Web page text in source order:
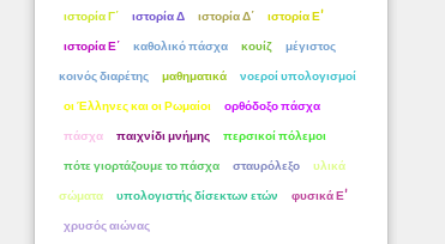
ιστορία Γ΄
ιστορία Δ ιστορία Δ΄
ιστορία Ε'
ιστορία Ε΄
καθολικό πάσχα κουίζ
μέγιστος
κοινός διαρέτης
μαθηματικά
νοεροί υπολογισμοί
οι Έλληνες και οι Ρωμαίοι
ορθόδοξο πάσχα
πάσχα
παιχνίδι μνήμης
περσικοί πόλεμοι
πότε γιορτάζουμε το πάσχα
σταυρόλεξο
υλικά
σώματα
υπολογιστής δίσεκτων ετών
φυσικά Ε'
χρυσός αιώνας